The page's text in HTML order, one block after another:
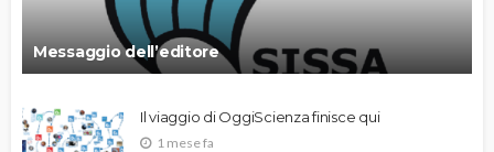
Messaggio dell’editore
Il viaggio di OggiScienza finisce qui
1 mese fa